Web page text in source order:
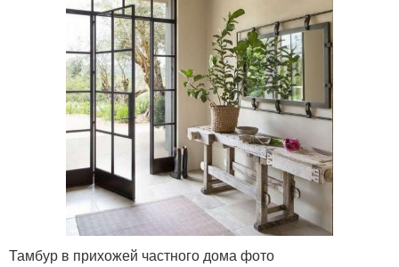
Тамбур в прихожей частного дома фото